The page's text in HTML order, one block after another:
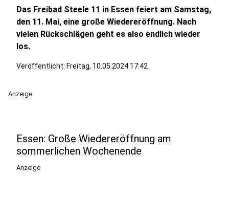
Das Freibad Steele 11 in Essen feiert am Samstag,
den 11. Mai, eine große Wiedereröffnung. Nach
vielen Rückschlägen geht es also endlich wieder
los.
Veröffentlicht: Freitag, 10.05.2024 17:42
Anzeige
Essen: Große Wiedereröffnung am
sommerlichen Wochenende
Anzeige